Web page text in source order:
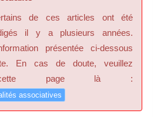
de ces articles ont été
il y a plusieurs années.
présentée ci-dessous
En cas de doute, veuillez
cette page là :
associatives